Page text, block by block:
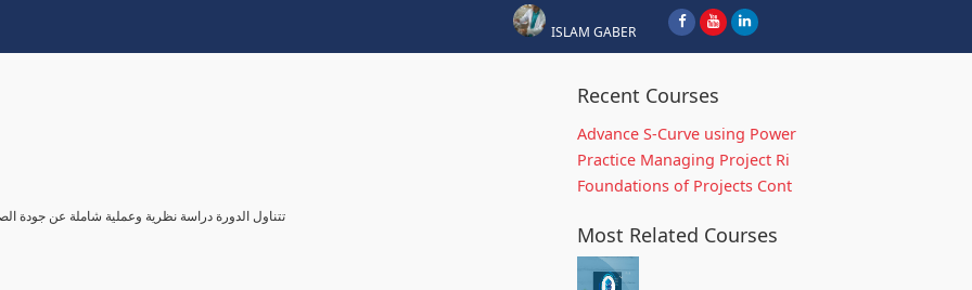
ISLAM GABER
تتناول الدورة دراسة نظرية وعملية شاملة عن جودة
Recent Courses
Advance S-Curve using Power
Practice Managing Project Ri
Foundations of Projects Cont
Most Related Courses